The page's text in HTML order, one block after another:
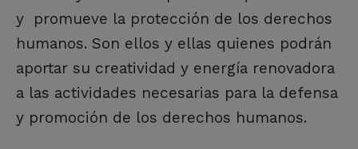
y promueve la protección de los derechos
humanos. Son ellos y ellas quienes podrán
aportar su creatividad y energía renovadora
a las actividades necesarias para la defensa
y promoción de los derechos humanos.